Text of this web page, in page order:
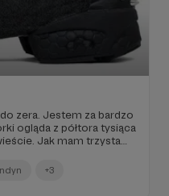
zera. Jestem za bardzo
ogląda z półtora tysiąca
Jak mam trzysta
To się nie opłaca.
dorobek kilkunastu lat
+3